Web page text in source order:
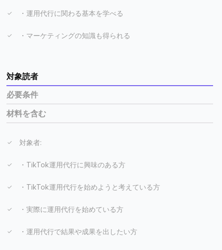
・運用代行に関わる基本を学べる
・マーケティングの知識も得られる
対象読者
必要条件
材料を含む
対象者:
・TikTok運用代行に興味のある方
・TikTok運用代行を始めようと考えている方
・実際に運用代行を始めている方
・運用代行で結果や成果を出したい方